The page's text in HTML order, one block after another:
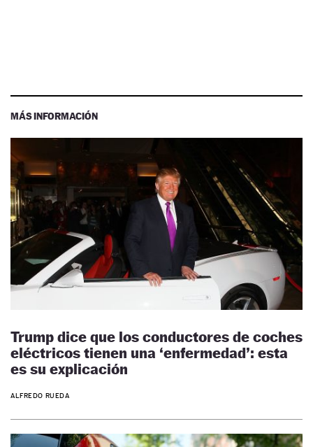
MÁS INFORMACIÓN
Trump dice que los conductores de coches
eléctricos tienen una ‘enfermedad’: esta
es su explicación
ALFREDO RUEDA